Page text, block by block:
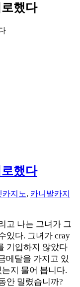
했다
했다
카지노, 카니발카지
고 나는 그녀가 그
있다. 그녀가 cray
기입하지 않았다
메달을 가지고 있
지 물어 봅니다.
안 밀렸습니까?